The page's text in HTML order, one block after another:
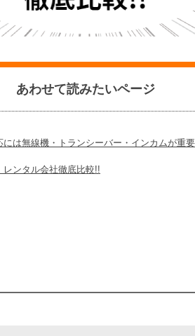
あわせて読みたいページ
は無線機・トランシーバー・インカムが重要
ンタル会社徹底比較!!